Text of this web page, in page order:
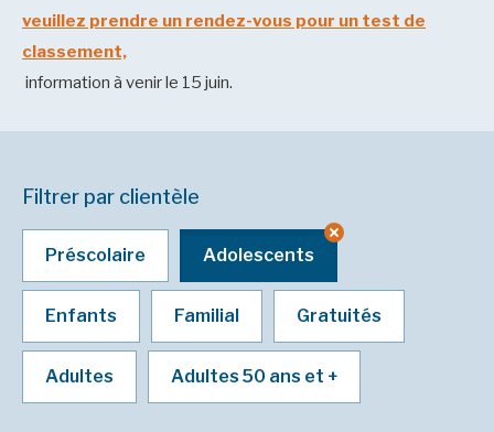
veuillez prendre un rendez-vous pour un test de
classement,
information à venir le 15 juin.
Filtrer par clientèle
Préscolaire Adolescents
Enfants Familial Gratuités
Adultes Adultes 50 ans et +